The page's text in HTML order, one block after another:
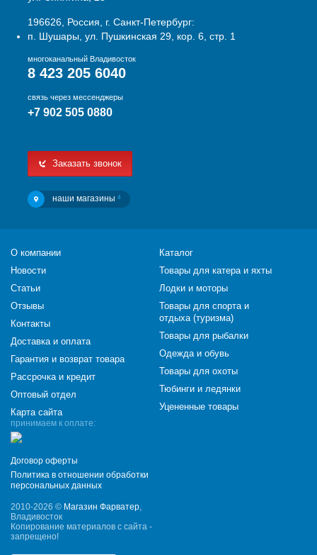
196626, Россия, г. Санкт-Петербург:
п. Шушары, ул. Пушкинская 29, кор. 6, стр. 1
многоканальный Владивосток
8 423 205 6040
связь через мессенджеры
+7 902 505 0880
Заказать звонок
наши магазины 4
принимаем к оплате:
Договор оферты
Политика в отношении обработки
персональных данных
2010-2026 © Магазин Фарватер,
Владивосток
Копирование материалов с сайта -
запрещено!
О компании
Новости
Статьи
Отзывы
Контакты
Доставка и оплата
Гарантия и возврат товара
Рассрочка и кредит
Оптовый отдел
Карта сайта
Каталог
Товары для катера и яхты
Лодки и моторы
Товары для спорта и
отдыха (туризма)
Товары для рыбалки
Одежда и обувь
Товары для охоты
Тюбинги и ледянки
Уцененные товары